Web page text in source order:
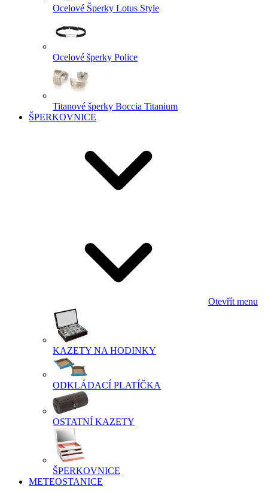
Ocelové Šperky Lotus Style
Ocelové šperky Police
Titanové šperky Boccia Titanium
ŠPERKOVNICE
Otevřít menu
KAZETY NA HODINKY
ODKLÁDACÍ PLATÍČKA
OSTATNÍ KAZETY
ŠPERKOVNICE
METEOSTANICE